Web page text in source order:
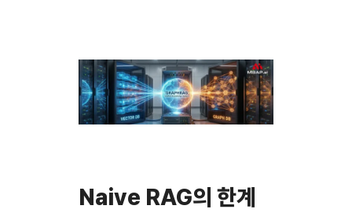
Naive RAG의 한계